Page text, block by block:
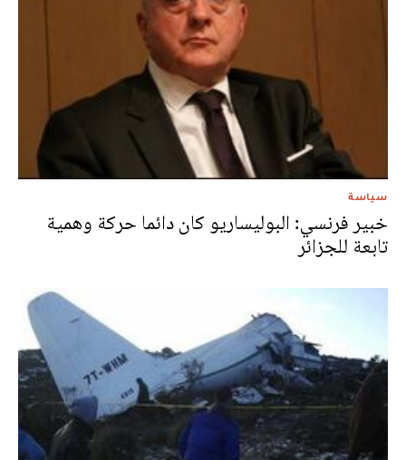
سياسة
خبير فرنسي: البوليساريو كان دائما حركة وهمية
تابعة للجزائر